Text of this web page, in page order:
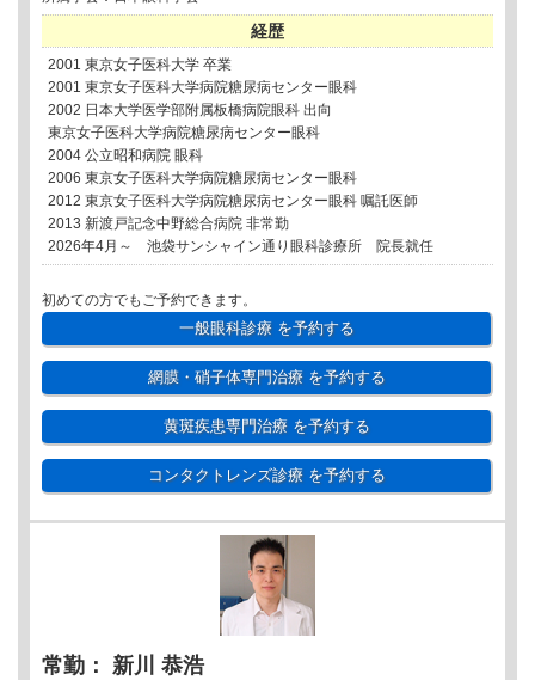
経歴
2001 東京女子医科大学 卒業
2001 東京女子医科大学病院糖尿病センター眼科
2002 日本大学医学部附属板橋病院眼科 出向
東京女子医科大学病院糖尿病センター眼科
2004 公立昭和病院 眼科
2006 東京女子医科大学病院糖尿病センター眼科
2012 東京女子医科大学病院糖尿病センター眼科 嘱託医師
2013 新渡戸記念中野総合病院 非常勤
2026年4月～ 池袋サンシャイン通り眼科診療所 院長就任
初めての方でもご予約できます。
一般眼科診療を予約する
網膜・硝子体専門治療を予約する
黄斑疾患専門治療を予約する
コンタクトレンズ診療を予約する
常勤： 新川 恭浩